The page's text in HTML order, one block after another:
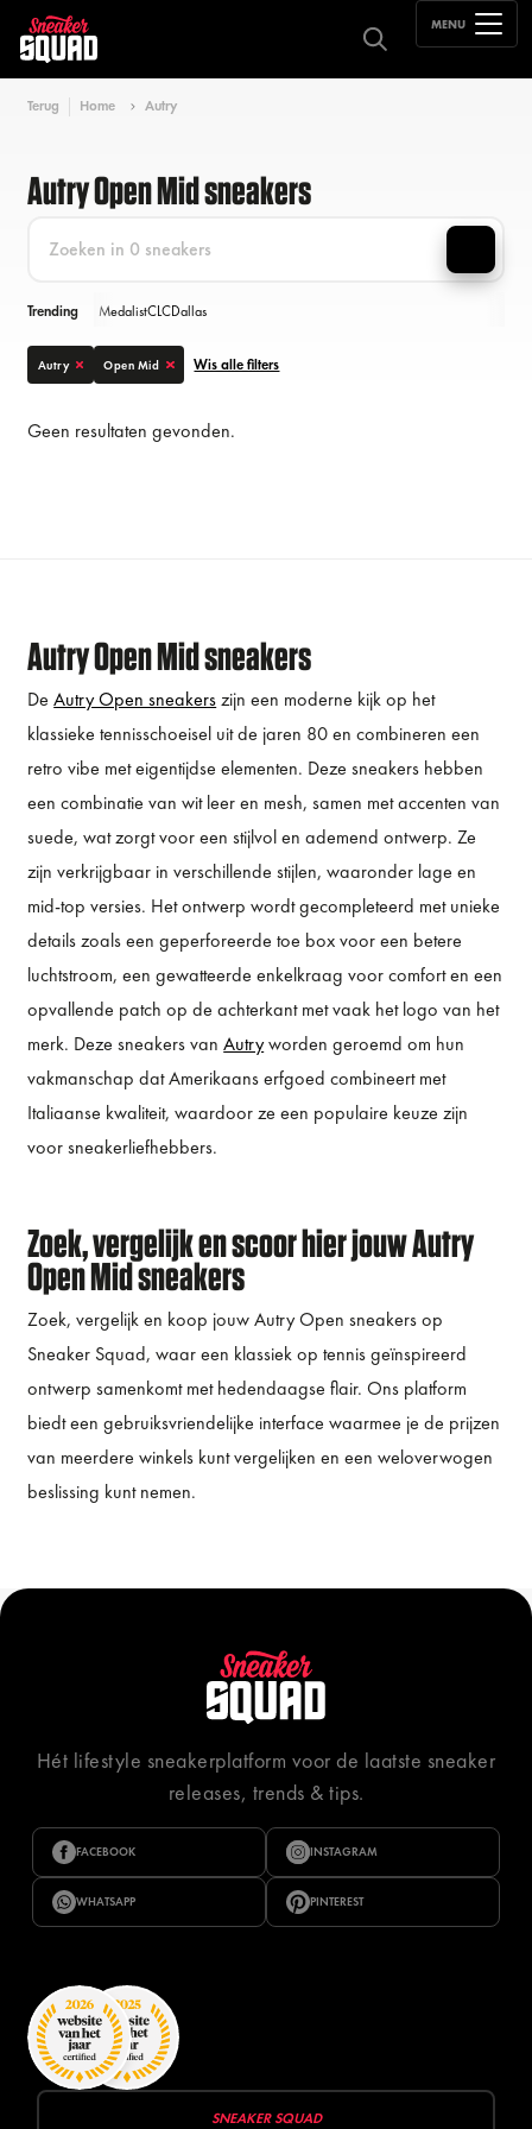
MENU
Terug Home Autry
Autry Open Mid sneakers
Trending MedalistCLCDallas
Autry Open Mid Wis alle filters
Geen resultaten gevonden.
Autry Open Mid sneakers
DeAutry Open sneakerszijn een moderne kijk op het
klassieke tennisschoeisel uit de jaren 80 en combineren een
retro vibe met eigentijdse elementen. Deze sneakers hebben
een combinatie van wit leer en mesh, samen met accenten van
suede, wat zorgt voor een stijlvol en ademend ontwerp. Ze
zijn verkrijgbaar in verschillende stijlen, waaronder lage en
mid-top versies. Het ontwerp wordt gecompleteerd met unieke
details zoals een geperforeerde toe box voor een betere
luchtstroom, een gewatteerde enkelkraag voor comfort en een
opvallende patch op de achterkant met vaak het logo van het
merk. Deze sneakers vanAutryworden geroemd om hun
vakmanschap dat Amerikaans erfgoed combineert met
Italiaanse kwaliteit, waardoor ze een populaire keuze zijn
voor sneakerliefhebbers.
Zoek, vergelijk en scoor hier jouw Autry
Open Mid sneakers
Zoek, vergelijk en koop jouw Autry Open sneakers op
Sneaker Squad, waar een klassiek op tennis geïnspireerd
ontwerp samenkomt met hedendaagse flair. Ons platform
biedt een gebruiksvriendelijke interface waarmee je de prijzen
van meerdere winkels kunt vergelijken en een weloverwogen
beslissing kunt nemen.
Hét lifestyle sneakerplatform voor de laatste sneaker
releases, trends & tips.
FACEBOOK INSTAGRAM
WHATSAPP PINTEREST
SNEAKER SQUAD